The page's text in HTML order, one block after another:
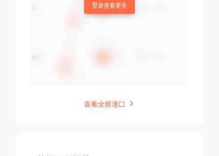
登录查看更多
查看全部港口